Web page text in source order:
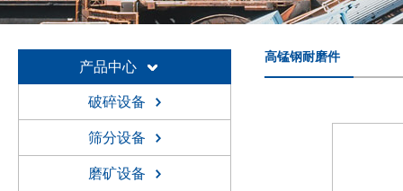
产品中心
破碎设备
筛分设备
磨矿设备
高锰钢耐磨件